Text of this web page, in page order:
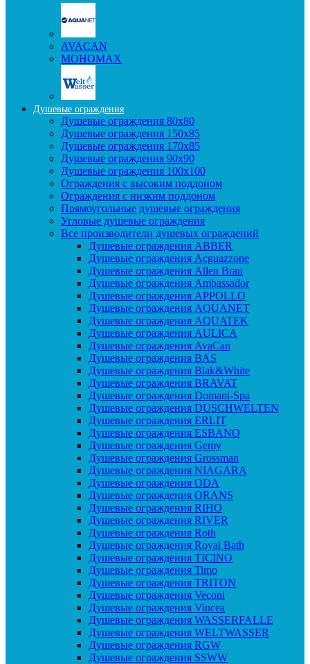
AVACAN
МОНОМАХ
Душевые ограждения
Душевые ограждения 80x80
Душевые ограждения 150x85
Душевые ограждения 170x85
Душевые ограждения 90x90
Душевые ограждения 100x100
Ограждения с высоким поддоном
Ограждения с низким поддоном
Прямоугольные душевые ограждения
Угловые душевые ограждения
Все производители душевых ограждений
Душевые ограждения ABBER
Душевые ограждения Acguazzone
Душевые ограждения Allen Brau
Душевые ограждения Ambassador
Душевые ограждения APPOLLO
Душевые ограждения AQUANET
Душевые ограждения AQUATEK
Душевые ограждения AULICA
Душевые ограждения AvaCan
Душевые ограждения BAS
Душевые ограждения Blak&White
Душевые ограждения BRAVAT
Душевые ограждения Domani-Spa
Душевые ограждения DUSCHWELTEN
Душевые ограждения ERLIT
Душевые ограждения ESBANO
Душевые ограждения Gemy
Душевые ограждения Grossman
Душевые ограждения NIAGARA
Душевые ограждения ODA
Душевые ограждения ORANS
Душевые ограждения RIHO
Душевые ограждения RIVER
Душевые ограждения Roth
Душевые ограждения Royal Bath
Душевые ограждения TICINO
Душевые ограждения Timo
Душевые ограждения TRITON
Душевые ограждения Veconi
Душевые ограждения Vincea
Душевые ограждения WASSERFALLE
Душевые ограждения WELTWASSER
Душевые ограждения RGW
Душевые ограждения SSWW